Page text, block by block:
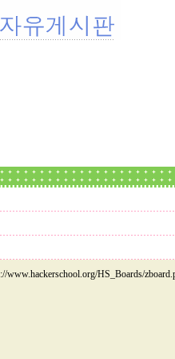
www.hackerschool.org/HS_Boards/